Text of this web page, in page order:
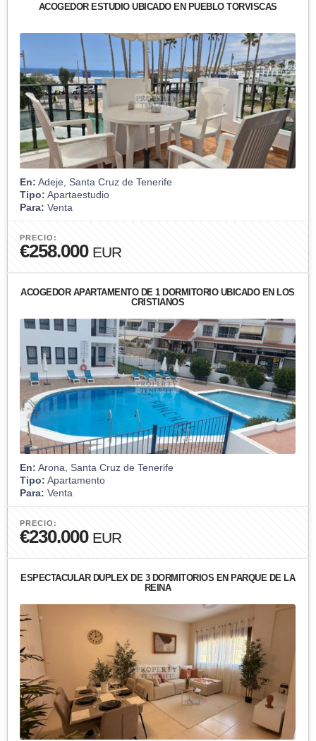
ACOGEDOR ESTUDIO UBICADO EN PUEBLO TORVISCAS
En: Adeje, Santa Cruz de Tenerife
Tipo: Apartaestudio
Para: Venta
PRECIO:
€258.000 EUR
ACOGEDOR APARTAMENTO DE 1 DORMITORIO UBICADO EN LOS
CRISTIANOS
En: Arona, Santa Cruz de Tenerife
Tipo: Apartamento
Para: Venta
PRECIO:
€230.000 EUR
ESPECTACULAR DÚPLEX DE 3 DORMITORIOS EN PARQUE DE LA
REINA